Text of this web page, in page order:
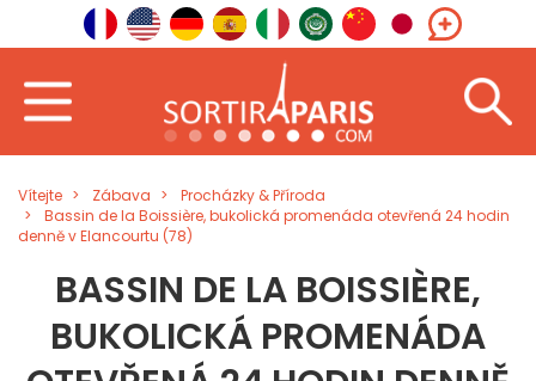
Vítejte Zábava
Procházky & Příroda
Bassin de la Boissière, bukolická promenáda otevřená 24 hodin
denně v Elancourtu (78)
BASSIN DE LA BOISSIÈRE,
BUKOLICKÁ PROMENÁDA